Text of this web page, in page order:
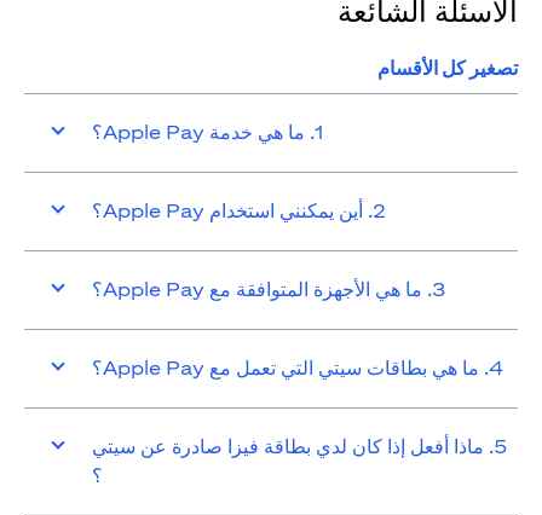
الأسئلة الشائعة
تصغير كل الأقسام
1. ما هي خدمة Apple Pay؟
2. أين يمكنني استخدام Apple Pay؟
3. ما هي الأجهزة المتوافقة مع Apple Pay؟
4. ما هي بطاقات سيتي التي تعمل مع Apple Pay؟
5. ماذا أفعل إذا كان لدي بطاقة فيزا صادرة عن سيتي
؟